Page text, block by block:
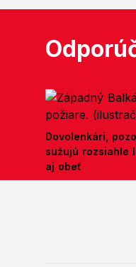
Dovolenkári,
sužujú rozsiahle
aj obeť